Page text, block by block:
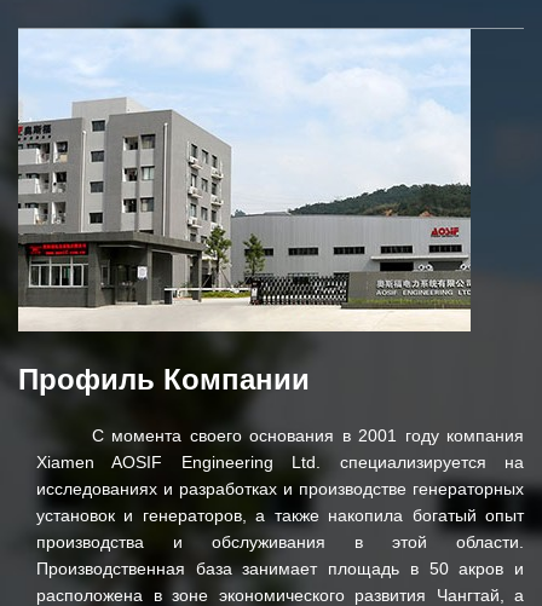
Профиль Компании
С момента своего основания в 2001 году компания
Xiamen AOSIF Engineering Ltd. специализируется на
исследованиях и разработках и производстве генераторных
установок и генераторов, а также накопила богатый опыт
производства и обслуживания в этой области.
Производственная база занимает площадь в 50 акров и
расположена в зоне экономического развития Чангтай, а